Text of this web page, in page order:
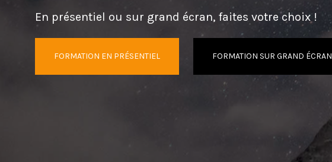
En présentiel ou sur grand écran, faites votre choix !
FORMATION EN PRÉSENTIEL FORMATION SUR GRAND ÉCRAN